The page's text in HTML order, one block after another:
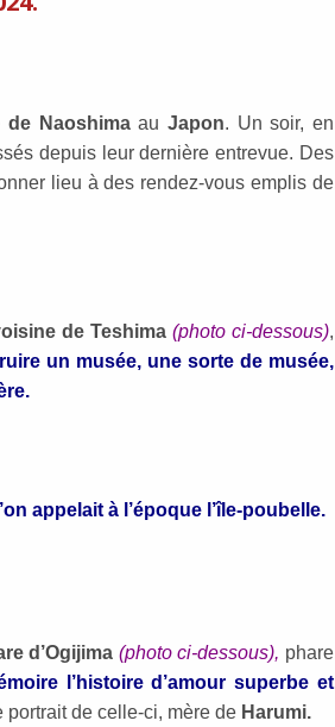
de NaoshimaauJapon. Un soir, en
depuis leur dernière entrevue. Des
lieu à des rendez-vous emplis de
de Teshima (photo ci-dessous),
un musée, une sorte de musée,
appelait à l’époque l’île-poubelle.
d’Ogijima (photo ci-dessous), phare
l’histoire d’amour superbe et
de celle-ci, mère de Harumi.